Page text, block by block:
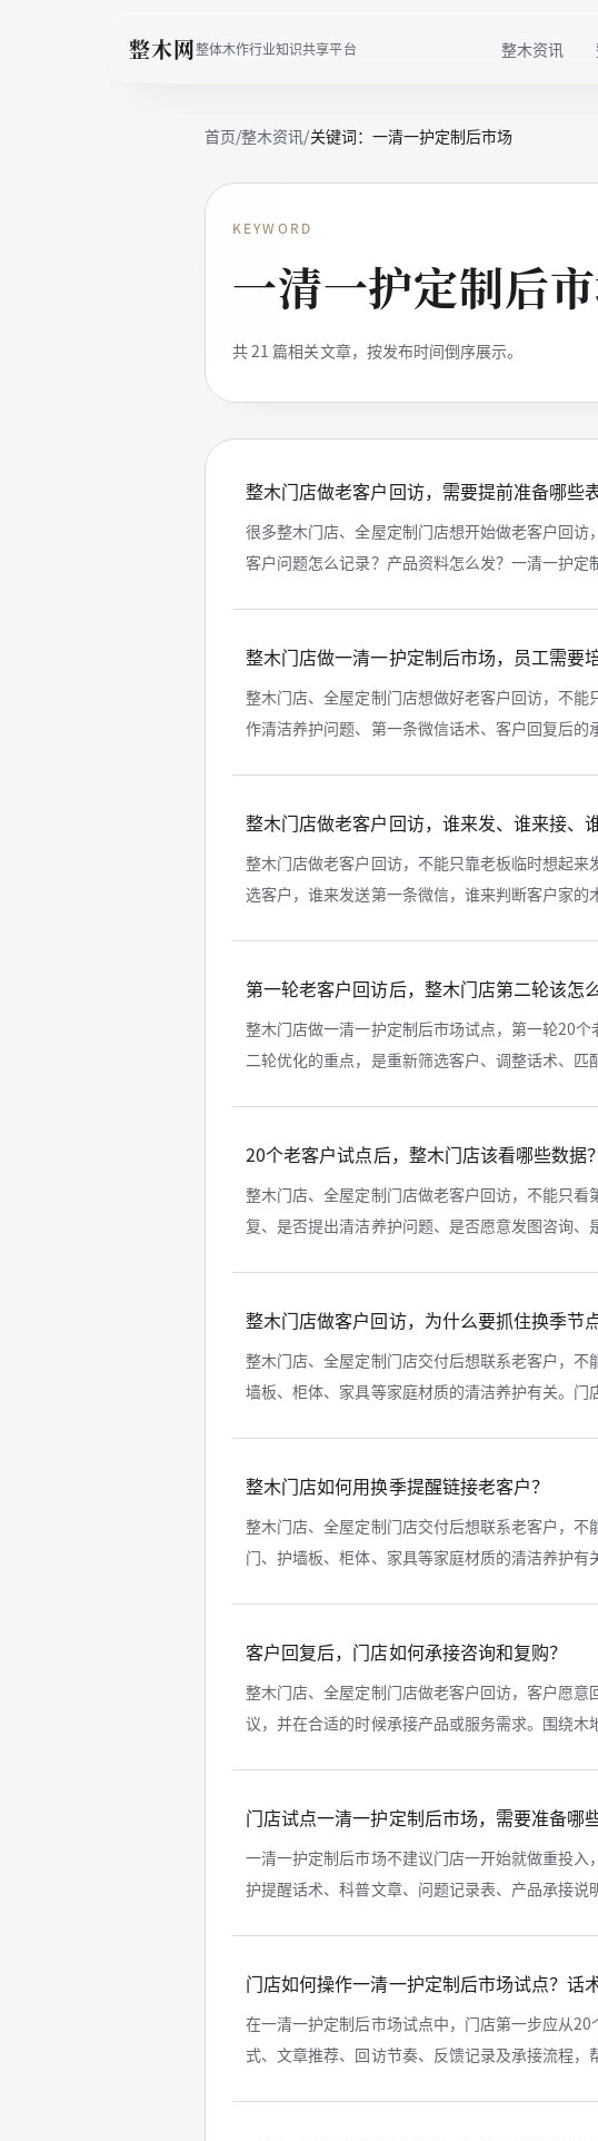
整木网整体木作行业知识共享平台 整木资讯
企业动态
整木后市场
首页/整木资讯/关键词： 一清一护定制后市场
KEYWORD
一清一护定制后
共21 篇相关文章，按发布时间倒序展示。
整木门店做老客户回访，需要提前准备哪些
很多整木门店、全屋定制门店想开始做老客户回
客户问题怎么记录？产品资料怎么发？一清一护定
整木门店做一清一护定制后市场，员工需要
整木门店、全屋定制门店想做好老客户回访，不
作清洁养护问题、第一条微信话术、客户回复后的
整木门店做老客户回访，谁来发、谁来接、
整木门店做老客户回访，不能只靠老板临时想起
选客户，谁来发送第一条微信，谁来判断客户家的
第一轮老客户回访后，整木门店第二轮该怎
整木门店做一清一护定制后市场试点，第一轮20
二轮优化的重点，是重新筛选客户、调整话术、匹
20个老客户试点后，整木门店该看哪些数据？
整木门店、全屋定制门店做老客户回访，不能只
复、是否提出清洁养护问题、是否愿意发图咨询、
整木门店做客户回访，为什么要抓住换季节
整木门店、全屋定制门店交付后想联系老客户，
墙板、柜体、家具等家庭材质的清洁养护有关。门
整木门店如何用换季提醒链接老客户？
整木门店、全屋定制门店交付后想联系老客户，
门、护墙板、柜体、家具等家庭材质的清洁养护有
客户回复后，门店如何承接咨询和复购？
整木门店、全屋定制门店做老客户回访，客户愿
议，并在合适的时候承接产品或服务需求。围绕木
门店试点一清一护定制后市场，需要准备哪
一清一护定制后市场不建议门店一开始就做重投
护提醒话术、科普文章、问题记录表、产品承接说
门店如何操作一清一护定制后市场试点？话
在一清一护定制后市场试点中，门店第一步应从
式、文章推荐、回访节奏、反馈记录及承接流程，